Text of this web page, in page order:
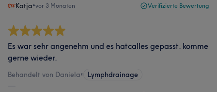
Katja•vor 3 Monaten Verifizierte Bewertung
Es war sehr angenehm und es hatcalles gepasst. komme
gerne wieder.
Behandelt von Daniela• Lymphdrainage